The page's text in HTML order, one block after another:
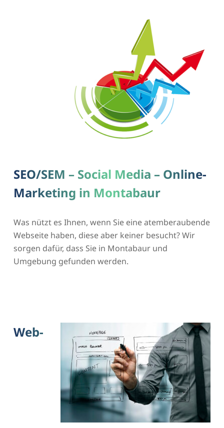
SEO/SEM – Social Media – Online-
Marketing in Montabaur
Was nützt es Ihnen, wenn Sie eine atemberaubende
Webseite haben, diese aber keiner besucht? Wir
sorgen dafür, dass Sie in Montabaur und
Umgebung gefunden werden.
Web-